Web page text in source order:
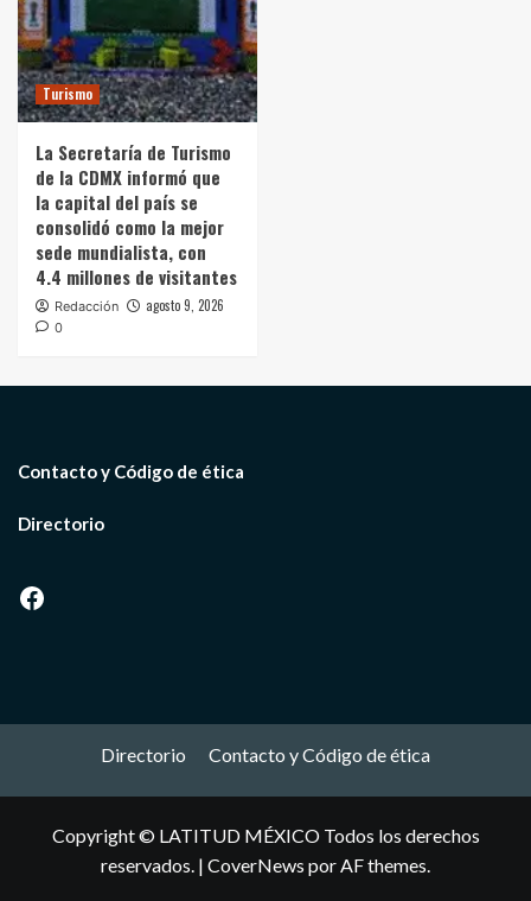
Turismo
La Secretaría de Turismo
de la CDMX informó que
la capital del país se
consolidó como la mejor
sede mundialista, con
4.4 millones de visitantes
Redacción agosto 9, 2026
0
Contacto y Código de ética
Directorio
Facebook
Directorio Contacto y Código de ética
Copyright © LATITUD MÉXICO Todos los derechos
reservados. | CoverNews por AF themes.